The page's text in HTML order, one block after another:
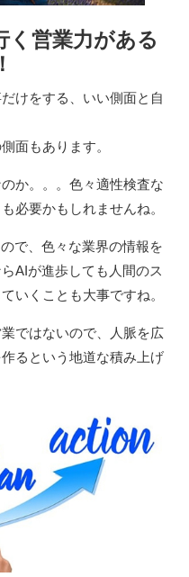
く営業力がある
けをする、いい側面と自
面もあります。
か。。。色々適性検査な
必要かもしれませんね。
で、色々な業界の情報を
AIが進歩しても人間のス
いくことも大事ですね。
ではないので、人脈を広
るという地道な積み上げ